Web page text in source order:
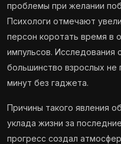
проблемы при желании
Психологи отмечают
персон коротать время в
импульсов. Исследования
большинство взрослых
минут без гаджета.
Причины такого явления
уклада жизни за
прогресс создал